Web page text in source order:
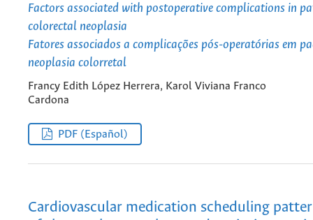
Factors associated with postoperative complications in
colorectal neoplasia
Fatores associados a complicações pós-operatórias em
neoplasia colorretal
Francy Edith López Herrera, Karol Viviana Franco
Cardona
PDF (Español)
Cardiovascular medication scheduling